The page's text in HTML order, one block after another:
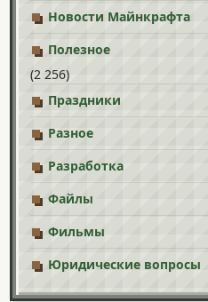
Новости Майнкрафта
Полезное
(2 256)
Праздники
Разное
Разработка
Файлы
Фильмы
Юридические вопросы